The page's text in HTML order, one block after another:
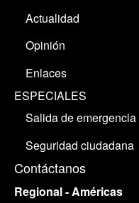
Actualidad
Opinión
Enlaces
ESPECIALES
Salida de emergencia
Seguridad ciudadana
Contáctanos
Regional - Américas